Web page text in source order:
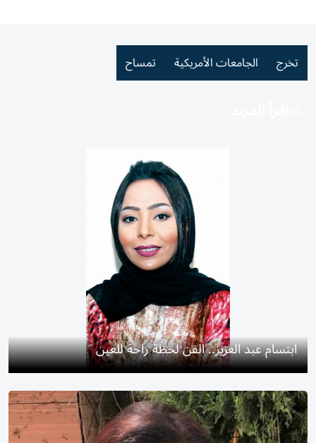
تخرج الجامعات الأمريكية تمساح
ابتسام عبد العزيز.. الفن لحظة راحة للعين